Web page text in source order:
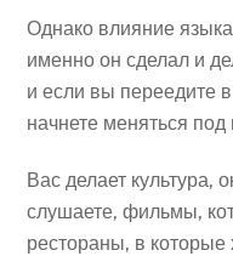
Однако влияние
именно он сделал и
и если вы переедите
начнете меняться под
Вас делает культура,
слушаете, фильмы,
рестораны, в которые